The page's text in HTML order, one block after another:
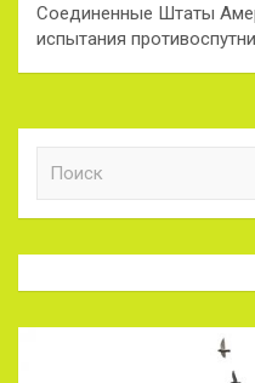
Соединенные Штаты
испытания
к